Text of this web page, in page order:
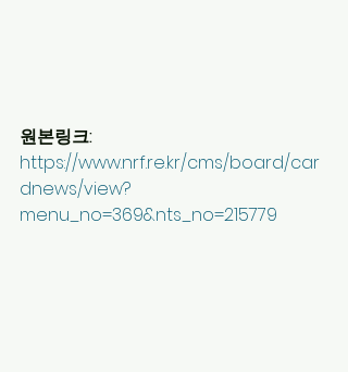
원본링크:
https://www.nrf.re.kr/cms/board/car
dnews/view?
menu_no=369&nts_no=215779